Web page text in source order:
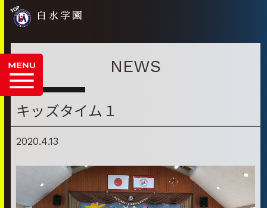
白水学園
NEWS
キッズタイム１
2020.4.13
プ